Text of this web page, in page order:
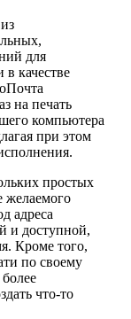
для
в качестве
на печать
компьютера
при этом
простых
желаемого
адреса
и доступной,
Кроме того,
по своему
что-то